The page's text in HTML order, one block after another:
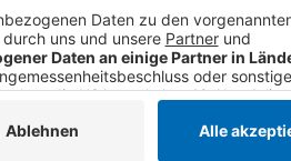
Ihren Aktivitäten
die Details durch und
Nutzung des Service zu,
Mehr